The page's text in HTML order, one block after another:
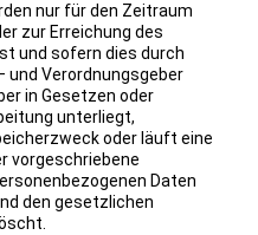
nur für den Zeitraum
zur Erreichung des
und sofern dies durch
und Verordnungsgeber
in Gesetzen oder
unterliegt,
oder läuft eine
vorgeschriebene
Daten
den gesetzlichen